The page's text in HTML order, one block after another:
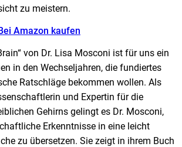
zu meistern.
Amazon kaufen
von Dr. Lisa Mosconi ist für uns ein
in den Wechseljahren, die fundiertes
Ratschläge bekommen wollen. Als
und Expertin für die
Gehirns gelingt es Dr. Mosconi,
Erkenntnisse in eine leicht
zu übersetzen. Sie zeigt in ihrem Buch